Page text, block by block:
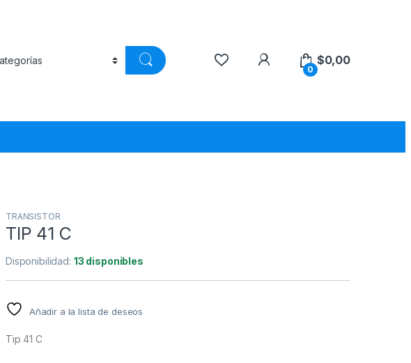
0
$0,00
TRANSISTOR
TIP 41 C
Disponibilidad: 13 disponibles
Añadir a la lista de deseos
Tip 41 C